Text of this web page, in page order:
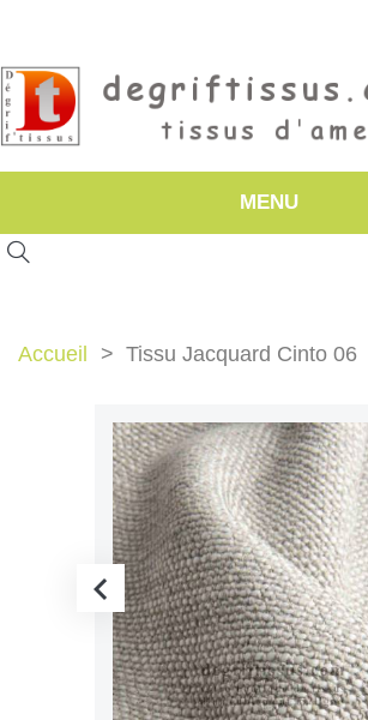
MENU
Accueil Tissu Jacquard Cinto 06